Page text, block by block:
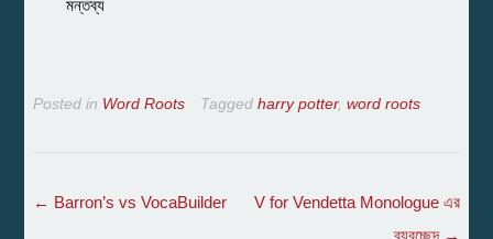
মন্তব্য
Posted in Word Roots Taggedharry potter,word roots
Post
← Barron’s vs VocaBuilder
V for Vendetta Monologue এর
ব্যবচ্ছেদ →